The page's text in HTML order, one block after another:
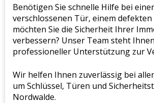
Benötigen Sie schnelle Hilfe bei einer
verschlossenen Tür, einem defekten
möchten Sie die Sicherheit Ihrer
verbessern? Unser Team steht
professioneller Unterstützung zur
Wir helfen Ihnen zuverlässig bei
um Schlüssel, Türen und
Nordwalde.